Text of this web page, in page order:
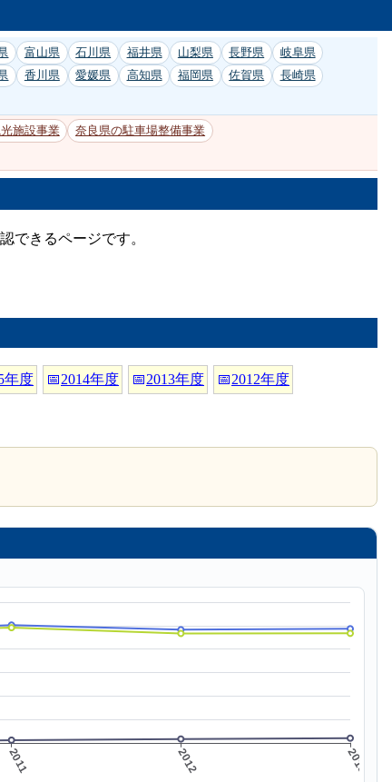
富山県 石川県 福井県 山梨県 長野県
岐阜県
香川県 愛媛県 高知県 福岡県 佐賀県
長崎県
施設事業
奈良県の駐車場整備事業
できるページです。
年度 📅2014年度 📅2013年度 📅2012年度